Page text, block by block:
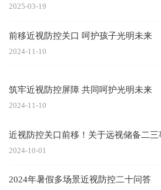
2025-03-19
前移近视防控关口 呵护孩子光明未来
2024-11-10
筑牢近视防控屏障 共同呵护光明未来
2024-11-10
近视防控关口前移！关于远视储备二三
2024-10-01
2024年暑假多场景近视防控二十问答